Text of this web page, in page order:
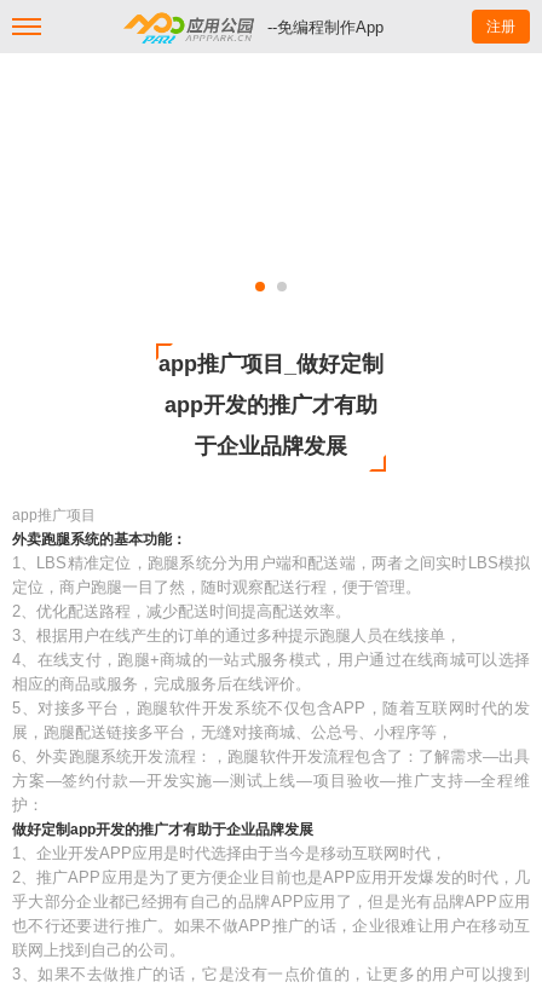
--免编程制作App 注册
app推广项目_做好定制
app开发的推广才有助
于企业品牌发展
app推广项目
外卖跑腿系统的基本功能：
1、LBS精准定位，跑腿系统分为用户端和配送端，两者之间实时LBS模拟
定位，商户跑腿一目了然，随时观察配送行程，便于管理。
2、优化配送路程，减少配送时间提高配送效率。
3、根据用户在线产生的订单的通过多种提示跑腿人员在线接单，
4、在线支付，跑腿+商城的一站式服务模式，用户通过在线商城可以选择
相应的商品或服务，完成服务后在线评价。
5、对接多平台，跑腿软件开发系统不仅包含APP，随着互联网时代的发
展，跑腿配送链接多平台，无缝对接商城、公总号、小程序等，
6、外卖跑腿系统开发流程：，跑腿软件开发流程包含了：了解需求—出具
方案—签约付款—开发实施—测试上线—项目验收—推广支持—全程维
护：
做好定制app开发的推广才有助于企业品牌发展
1、企业开发APP应用是时代选择由于当今是移动互联网时代，
2、推广APP应用是为了更方便企业目前也是APP应用开发爆发的时代，几
乎大部分企业都已经拥有自己的品牌APP应用了，但是光有品牌APP应用
也不行还要进行推广。如果不做APP推广的话，企业很难让用户在移动互
联网上找到自己的公司。
3、如果不去做推广的话，它是没有一点价值的，让更多的用户可以搜到